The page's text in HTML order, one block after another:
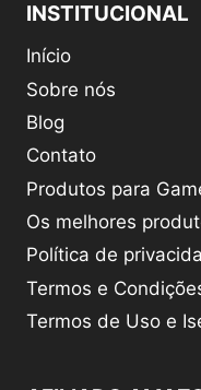
INSTITUCIONAL
Início
Sobre nós
Blog
Contato
Produtos para
Os melhores
Política de
Termos e
Termos de Uso e